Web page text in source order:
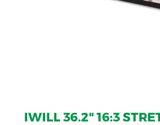
IWILL 36.2" 16:3